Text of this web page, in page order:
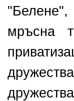
"Белене",
мръсна